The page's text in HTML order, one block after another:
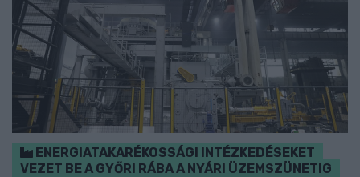
ENERGIATAKARÉKOSSÁGI INTÉZKEDÉSEKET
VEZET BE A GYŐRI RÁBA A NYÁRI ÜZEMSZÜNETIG